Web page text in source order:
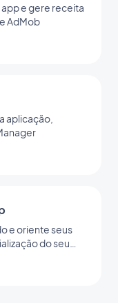
e gere receita
AdMob
aplicação,
e oriente seus
do seu